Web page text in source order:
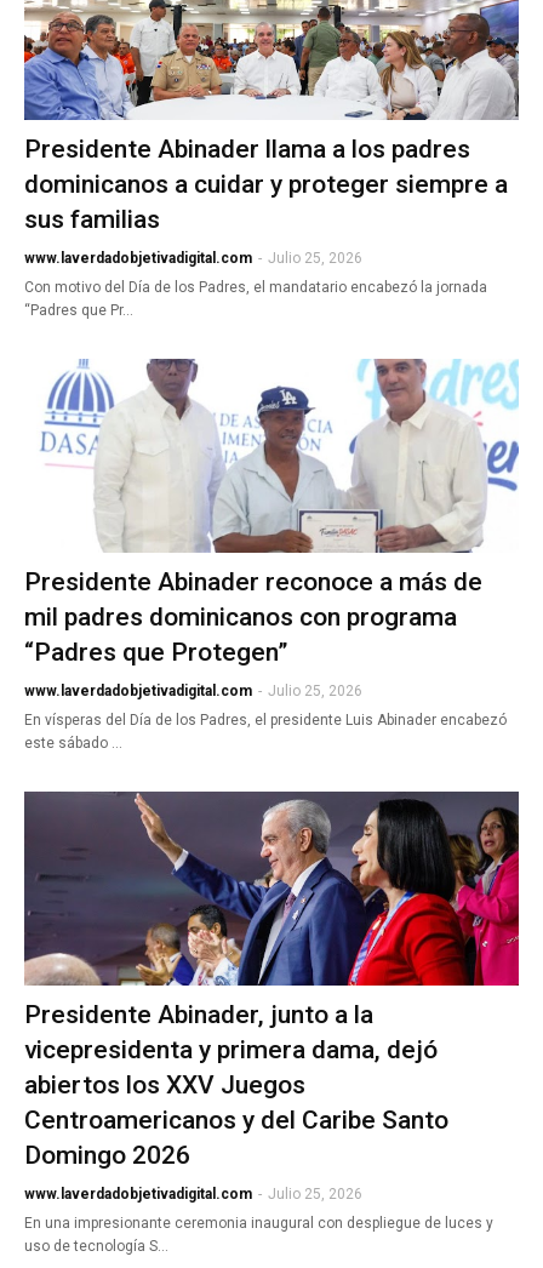
Presidente Abinader llama a los padres
dominicanos a cuidar y proteger siempre a
sus familias
www.laverdadobjetivadigital.com - Julio 25, 2026
Con motivo del Día de los Padres, el mandatario encabezó la jornada
“Padres que Pr…
Presidente Abinader reconoce a más de
mil padres dominicanos con programa
“Padres que Protegen”
www.laverdadobjetivadigital.com - Julio 25, 2026
En vísperas del Día de los Padres, el presidente Luis Abinader encabezó
este sábado …
Presidente Abinader, junto a la
vicepresidenta y primera dama, dejó
abiertos los XXV Juegos
Centroamericanos y del Caribe Santo
Domingo 2026
www.laverdadobjetivadigital.com - Julio 25, 2026
En una impresionante ceremonia inaugural con despliegue de luces y
uso de tecnología S…